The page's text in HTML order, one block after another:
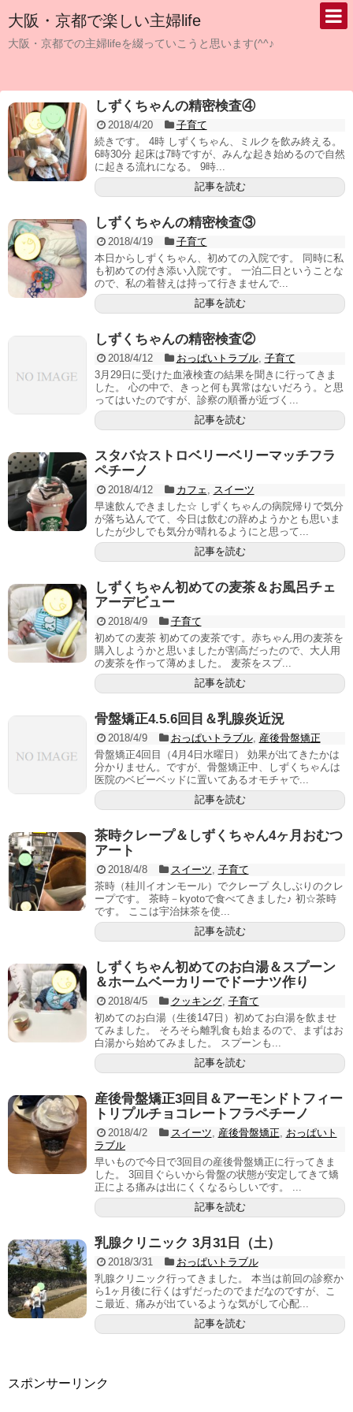
大阪・京都で楽しい主婦life
大阪・京都での主婦lifeを綴っていこうと思います(^^♪
しずくちゃんの精密検査④
2018/4/20
子育て
続きです。 4時 しずくちゃん、ミルクを飲み終える。
6時30分 起床は7時ですが、みんな起き始めるので自然
に起きる流れになる。 9時...
記事を読む
しずくちゃんの精密検査③
2018/4/19
子育て
本日からしずくちゃん、初めての入院です。 同時に私
も初めての付き添い入院です。 一泊二日ということな
ので、私の着替えは持って行きませんで...
記事を読む
しずくちゃんの精密検査②
2018/4/12 おっぱいトラブル, 子育て
3月29日に受けた血液検査の結果を聞きに行ってきま
した。 心の中で、きっと何も異常はないだろう。と思
ってはいたのですが、診察の順番が近づく...
記事を読む
スタバ☆ストロベリーベリーマッチフラ
ペチーノ
2018/4/12 カフェ, スイーツ
早速飲んできました☆ しずくちゃんの病院帰りで気分
が落ち込んでて、今日は飲むの辞めようかとも思いま
したが少しでも気分が晴れるようにと思って...
記事を読む
しずくちゃん初めての麦茶＆お風呂チェ
アーデビュー
2018/4/9
子育て
初めての麦茶 初めての麦茶です。赤ちゃん用の麦茶を
購入しようかと思いましたが割高だったので、大人用
の麦茶を作って薄めました。 麦茶をスプ...
記事を読む
骨盤矯正4.5.6回目＆乳腺炎近況
2018/4/9 おっぱいトラブル, 産後骨盤矯正
骨盤矯正4回目（4月4日水曜日） 効果が出てきたかは
分かりません。ですが、骨盤矯正中、しずくちゃんは
医院のベビーベッドに置いてあるオモチャで...
記事を読む
茶時クレープ＆しずくちゃん4ヶ月おむつ
アート
2018/4/8 スイーツ, 子育て
茶時（桂川イオンモール）でクレープ 久しぶりのクレ
ープです。 茶時－kyotoで食べてきました♪ 初☆茶時
です。 ここは宇治抹茶を使...
記事を読む
しずくちゃん初めてのお白湯＆スプーン
＆ホームベーカリーでドーナツ作り
2018/4/5 クッキング, 子育て
初めてのお白湯（生後147日）初めてお白湯を飲ませ
てみました。 そろそら離乳食も始まるので、まずはお
白湯から始めてみました。 スプーンも...
記事を読む
産後骨盤矯正3回目＆アーモンドトフィー
トリプルチョコレートフラペチーノ
2018/4/2 スイーツ, 産後骨盤矯正, おっぱいト
ラブル
早いもので今日で3回目の産後骨盤矯正に行ってきま
した。 3回目ぐらいから骨盤の状態が安定してきて矯
正による痛みは出にくくなるらしいです。 ...
記事を読む
乳腺クリニック 3月31日（土）
2018/3/31
おっぱいトラブル
乳腺クリニック行ってきました。 本当は前回の診察か
ら1ヶ月後に行くはずだったのでまだなのですが、こ
こ最近、痛みが出ているような気がして心配...
記事を読む
スポンサーリンク